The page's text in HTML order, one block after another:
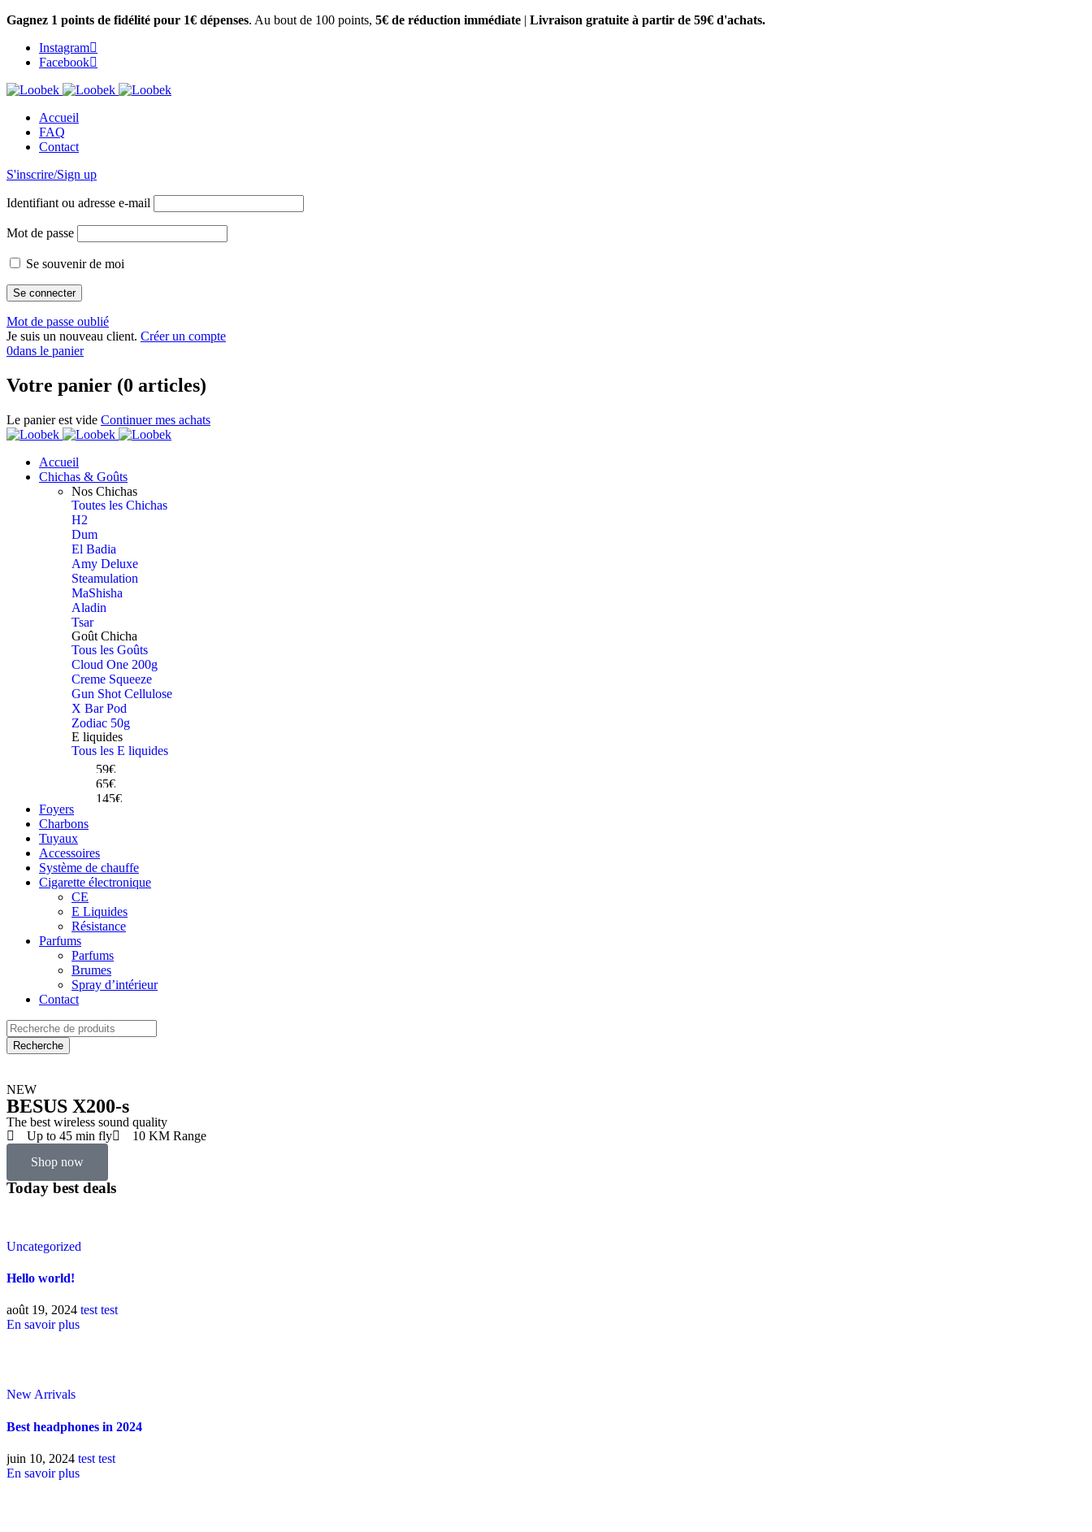
Gagnez 1 points de fidélité pour 1€ dépenses. Au bout de 100 points, 5€ de réduction immédiate | Livraison gratuite à partir de 59€ d'achats.
Instagram
Facebook
Accueil
FAQ
Contact
S'inscrire/Sign up
Identifiant ou adresse e-mail
Mot de passe
Se souvenir de moi
Mot de passe oublié
Je suis un nouveau client. Créer un compte
0dans le panier
Votre panier (0 articles)
Le panier est vide Continuer mes achats
Accueil
Chichas & Goûts
Nos Chichas
Toutes les Chichas
H2
Dum
El Badia
Amy Deluxe
Steamulation
MaShisha
Aladin
Tsar
Goût Chicha
Tous les Goûts
Cloud One 200g
Creme Squeeze
Gun Shot Cellulose
X Bar Pod
Zodiac 50g
E liquides
Tous les E liquides
Celeste El Badia
59€
Achetez
Dum Magnum Mini
65€
Dum Crazy Skull
145€
Foyers
Charbons
Tuyaux
Accessoires
Système de chauffe
Cigarette électronique
CE
E Liquides
Résistance
Parfums
Parfums
Brumes
Spray d’intérieur
Contact
POW-FI
XCM-2
Shop now
xSafe Arctic
+ 2 cameras
Wireless security
Shop now
NEW
BESUS X200-s
The best wireless sound quality
Up to 45 min fly
10 KM Range
Shop now
Today best deals
xSafe Arctic
camera
Shop now
BlueTOO
Speaker
WireLess
$202.87
Shop now
Uncategorized
Hello world!
août 19, 2024 test test
En savoir plus
New Arrivals
Best headphones in 2024
juin 10, 2024 test test
En savoir plus